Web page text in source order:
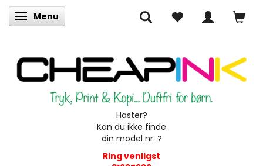
Skifte navigation
Menu
Haster?
Kan du ikke finde
din model nr. ?
Ring venligst